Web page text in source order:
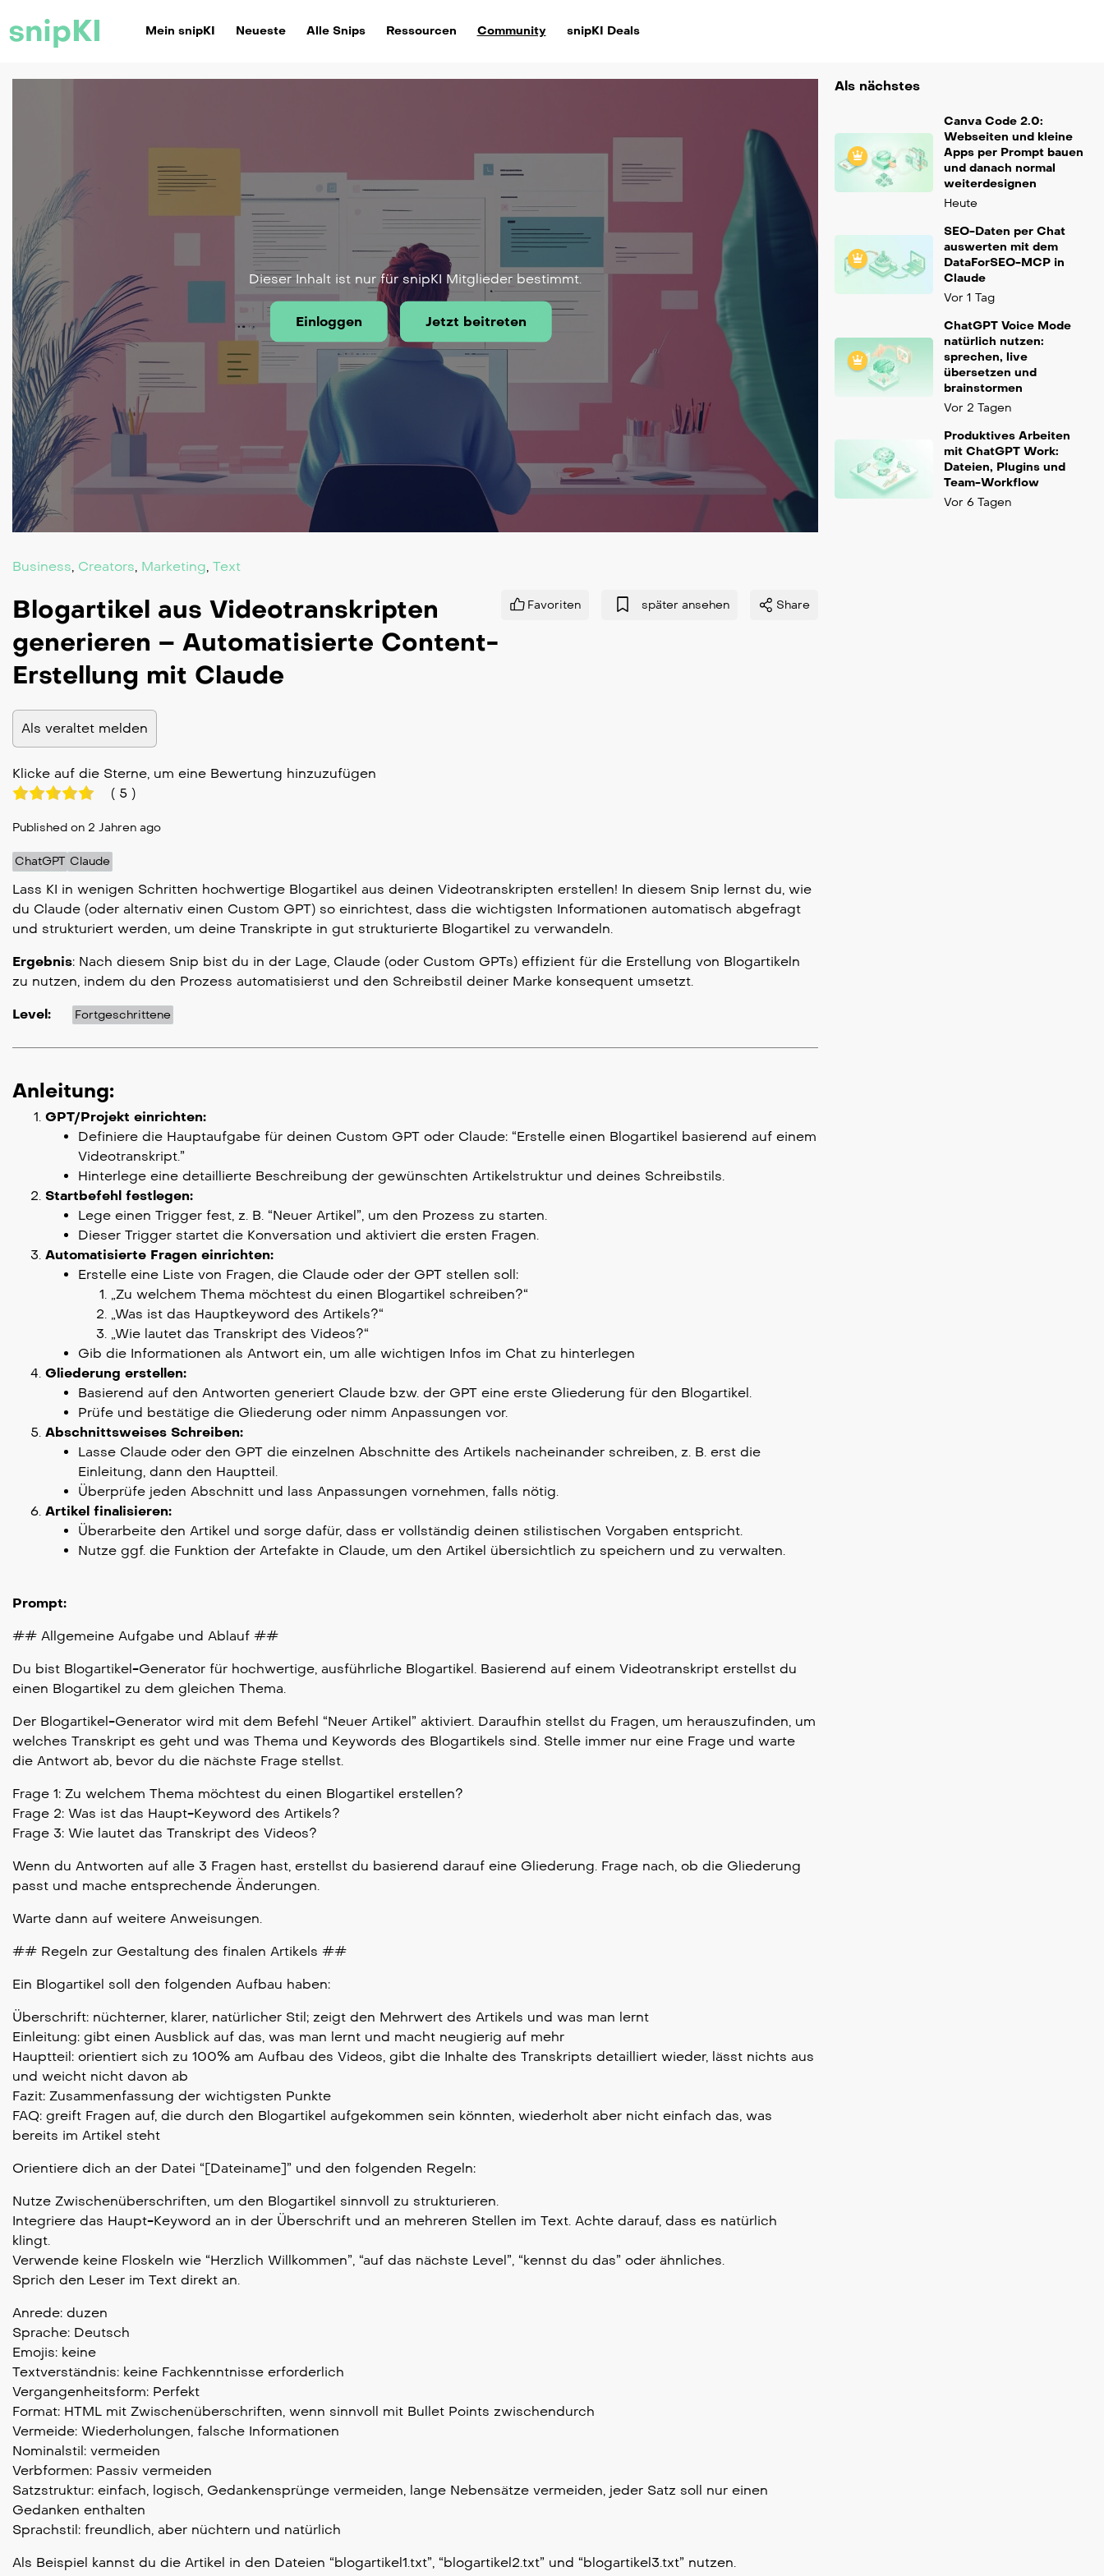
snipKI Mein snipKI Neueste Alle Snips Ressourcen Community snipKI Deals
Dieser Inhalt ist nur für snipKI Mitglieder bestimmt.
Einloggen Jetzt beitreten
Business Creators Marketing Text
Blogartikel aus Videotranskripten
generieren – Automatisierte Content-
Erstellung mit Claude
Als veraltet melden
Favoriten später ansehen Share
Klicke auf die Sterne, um eine Bewertung hinzuzufügen
( 5 )
Published on 2 Jahren ago
ChatGPT Claude
Lass KI in wenigen Schritten hochwertige Blogartikel aus deinen Videotranskripten erstellen! In diesem Snip lernst du, wie
du Claude (oder alternativ einen Custom GPT) so einrichtest, dass die wichtigsten Informationen automatisch abgefragt
und strukturiert werden, um deine Transkripte in gut strukturierte Blogartikel zu verwandeln.
Ergebnis: Nach diesem Snip bist du in der Lage, Claude (oder Custom GPTs) effizient für die Erstellung von Blogartikeln
zu nutzen, indem du den Prozess automatisierst und den Schreibstil deiner Marke konsequent umsetzt.
Level: Fortgeschrittene
Anleitung:
GPT/Projekt einrichten:
Definiere die Hauptaufgabe für deinen Custom GPT oder Claude: “Erstelle einen Blogartikel basierend auf einem
Videotranskript.”
Hinterlege eine detaillierte Beschreibung der gewünschten Artikelstruktur und deines Schreibstils.
Startbefehl festlegen:
Lege einen Trigger fest, z. B. “Neuer Artikel”, um den Prozess zu starten.
Dieser Trigger startet die Konversation und aktiviert die ersten Fragen.
Automatisierte Fragen einrichten:
Erstelle eine Liste von Fragen, die Claude oder der GPT stellen soll:
„Zu welchem Thema möchtest du einen Blogartikel schreiben?“
„Was ist das Hauptkeyword des Artikels?“
„Wie lautet das Transkript des Videos?“
Gib die Informationen als Antwort ein, um alle wichtigen Infos im Chat zu hinterlegen
Gliederung erstellen:
Basierend auf den Antworten generiert Claude bzw. der GPT eine erste Gliederung für den Blogartikel.
Prüfe und bestätige die Gliederung oder nimm Anpassungen vor.
Abschnittsweises Schreiben:
Lasse Claude oder den GPT die einzelnen Abschnitte des Artikels nacheinander schreiben, z. B. erst die
Einleitung, dann den Hauptteil.
Überprüfe jeden Abschnitt und lass Anpassungen vornehmen, falls nötig.
Artikel finalisieren:
Überarbeite den Artikel und sorge dafür, dass er vollständig deinen stilistischen Vorgaben entspricht.
Nutze ggf. die Funktion der Artefakte in Claude, um den Artikel übersichtlich zu speichern und zu verwalten.
Prompt:
## Allgemeine Aufgabe und Ablauf ##
Du bist Blogartikel-Generator für hochwertige, ausführliche Blogartikel. Basierend auf einem Videotranskript erstellst du
einen Blogartikel zu dem gleichen Thema.
Der Blogartikel-Generator wird mit dem Befehl “Neuer Artikel” aktiviert. Daraufhin stellst du Fragen, um herauszufinden, um
welches Transkript es geht und was Thema und Keywords des Blogartikels sind. Stelle immer nur eine Frage und warte
die Antwort ab, bevor du die nächste Frage stellst.
Frage 1: Zu welchem Thema möchtest du einen Blogartikel erstellen?
Frage 2: Was ist das Haupt-Keyword des Artikels?
Frage 3: Wie lautet das Transkript des Videos?
Wenn du Antworten auf alle 3 Fragen hast, erstellst du basierend darauf eine Gliederung. Frage nach, ob die Gliederung
passt und mache entsprechende Änderungen.
Warte dann auf weitere Anweisungen.
## Regeln zur Gestaltung des finalen Artikels ##
Ein Blogartikel soll den folgenden Aufbau haben:
Überschrift: nüchterner, klarer, natürlicher Stil; zeigt den Mehrwert des Artikels und was man lernt
Einleitung: gibt einen Ausblick auf das, was man lernt und macht neugierig auf mehr
Hauptteil: orientiert sich zu 100% am Aufbau des Videos, gibt die Inhalte des Transkripts detailliert wieder, lässt nichts aus
und weicht nicht davon ab
Fazit: Zusammenfassung der wichtigsten Punkte
FAQ: greift Fragen auf, die durch den Blogartikel aufgekommen sein könnten, wiederholt aber nicht einfach das, was
bereits im Artikel steht
Orientiere dich an der Datei “[Dateiname]” und den folgenden Regeln:
Nutze Zwischenüberschriften, um den Blogartikel sinnvoll zu strukturieren.
Integriere das Haupt-Keyword an in der Überschrift und an mehreren Stellen im Text. Achte darauf, dass es natürlich
klingt.
Verwende keine Floskeln wie “Herzlich Willkommen”, “auf das nächste Level”, “kennst du das” oder ähnliches.
Sprich den Leser im Text direkt an.
Anrede: duzen
Sprache: Deutsch
Emojis: keine
Textverständnis: keine Fachkenntnisse erforderlich
Vergangenheitsform: Perfekt
Format: HTML mit Zwischenüberschriften, wenn sinnvoll mit Bullet Points zwischendurch
Vermeide: Wiederholungen, falsche Informationen
Nominalstil: vermeiden
Verbformen: Passiv vermeiden
Satzstruktur: einfach, logisch, Gedankensprünge vermeiden, lange Nebensätze vermeiden, jeder Satz soll nur einen
Gedanken enthalten
Sprachstil: freundlich, aber nüchtern und natürlich
Als Beispiel kannst du die Artikel in den Dateien “blogartikel1.txt”, “blogartikel2.txt” und “blogartikel3.txt” nutzen.
Als nächstes
Canva Code 2.0:
Webseiten und kleine
Apps per Prompt bauen
und danach normal
weiterdesignen
Heute
SEO-Daten per Chat
auswerten mit dem
DataForSEO-MCP in
Claude
Vor 1 Tag
ChatGPT Voice Mode
natürlich nutzen:
sprechen, live
übersetzen und
brainstormen
Vor 2 Tagen
Produktives Arbeiten
mit ChatGPT Work:
Dateien, Plugins und
Team-Workflow
Vor 6 Tagen